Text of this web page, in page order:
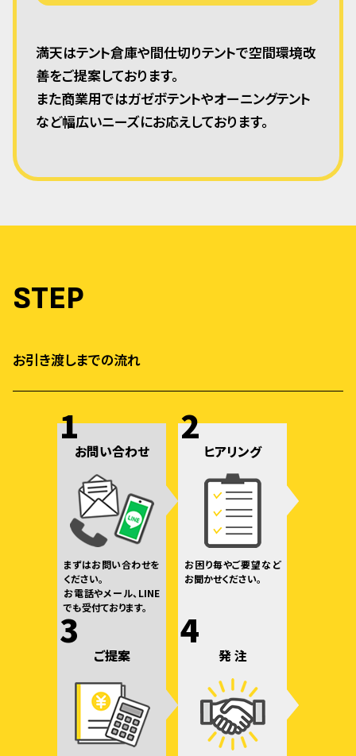
満天はテント倉庫や間仕切りテントで空間環境改
善をご提案しております。
また商業用ではガゼボテントやオーニングテント
など幅広いニーズにお応えしております。
STEP
お引き渡しまでの流れ
1
お問い合わせ
まずはお問い合わせを
ください。
お電話やメール、LINE
でも受付ております。
2
ヒアリング
お困り毎やご要望など
お聞かせください。
3
ご提案
4
発 注